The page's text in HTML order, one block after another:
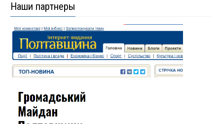
Наши партнеры